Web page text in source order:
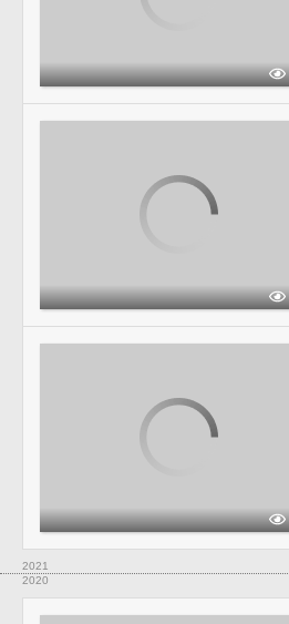
2021
2020